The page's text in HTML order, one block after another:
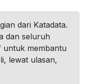
dari Katadata.
dan seluruh
untuk membantu
lewat ulasan,